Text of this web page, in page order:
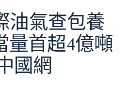
油氣查包養
量首超4億噸
國網